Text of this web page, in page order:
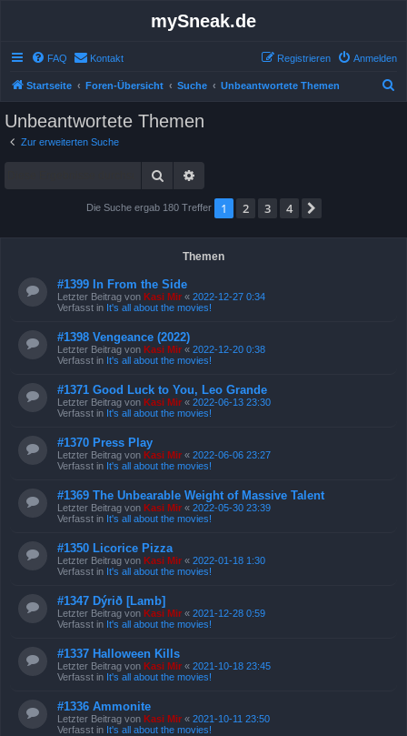
mySneak.de
FAQ Kontakt Anmelden
Registrieren
Startseite Foren-Übersicht Suche Unbeantwortete Themen
Unbeantwortete Themen
Zur erweiterten Suche
Suche
Die Suche ergab 180 Treffer 1 2 3 4
Themen
#1399 In From the Side
Letzter Beitrag von Kasi Mir « 2022-12-27 0:34
Verfasst in It's all about the movies!
#1398 Vengeance (2022)
Letzter Beitrag von Kasi Mir « 2022-12-20 0:38
Verfasst in It's all about the movies!
#1371 Good Luck to You, Leo Grande
Letzter Beitrag von Kasi Mir « 2022-06-13 23:30
Verfasst in It's all about the movies!
#1370 Press Play
Letzter Beitrag von Kasi Mir « 2022-06-06 23:27
Verfasst in It's all about the movies!
#1369 The Unbearable Weight of Massive Talent
Letzter Beitrag von Kasi Mir « 2022-05-30 23:39
Verfasst in It's all about the movies!
#1350 Licorice Pizza
Letzter Beitrag von Kasi Mir « 2022-01-18 1:30
Verfasst in It's all about the movies!
#1347 Dýrið [Lamb]
Letzter Beitrag von Kasi Mir « 2021-12-28 0:59
Verfasst in It's all about the movies!
#1337 Halloween Kills
Letzter Beitrag von Kasi Mir « 2021-10-18 23:45
Verfasst in It's all about the movies!
#1336 Ammonite
Letzter Beitrag von Kasi Mir « 2021-10-11 23:50
Verfasst in It's all about the movies!